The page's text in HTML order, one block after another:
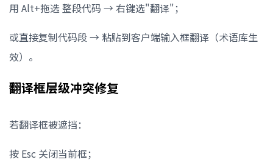
用 Alt+拖选 整段代码 → 右键选"翻译"；
或直接复制代码段 → 粘贴到客户端输入框翻译（术语库生
效）。
翻译框层级冲突修复
若翻译框被遮挡：
按 Esc 关闭当前框；